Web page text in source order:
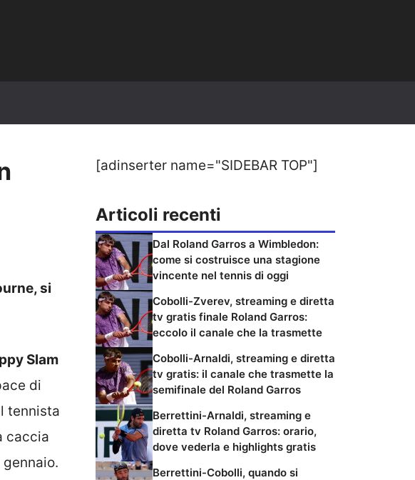
si
Slam
di
tennista
caccia
[adinserter name="SIDEBAR TOP"]
Articoli recenti
Dal Roland Garros a Wimbledon:
come si costruisce una stagione
vincente nel tennis di oggi
Cobolli-Zverev, streaming e diretta
tv gratis finale Roland Garros:
eccolo il canale che la trasmette
Cobolli-Arnaldi, streaming e diretta
tv gratis: il canale che trasmette la
semifinale del Roland Garros
Berrettini-Arnaldi, streaming e
diretta tv Roland Garros: orario,
dove vederla e highlights gratis
Berrettini-Cobolli, quando si